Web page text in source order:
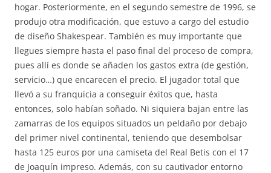
hogar. Posteriormente, en el segundo semestre de 1996, se
produjo otra modificación, que estuvo a cargo del estudio
de diseño Shakespear. También es muy importante que
llegues siempre hasta el paso final del proceso de compra,
pues allí es donde se añaden los gastos extra (de gestión,
servicio…) que encarecen el precio. El jugador total que
llevó a su franquicia a conseguir éxitos que, hasta
entonces, solo habían soñado. Ni siquiera bajan entre las
zamarras de los equipos situados un peldaño por debajo
del primer nivel continental, teniendo que desembolsar
hasta 125 euros por una camiseta del Real Betis con el 17
de Joaquín impreso. Además, con su cautivador entorno